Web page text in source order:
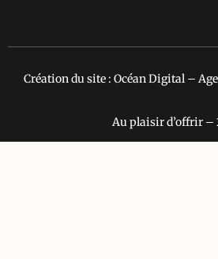
Création du site : Océan Digital –
Au plaisir d’offrir –